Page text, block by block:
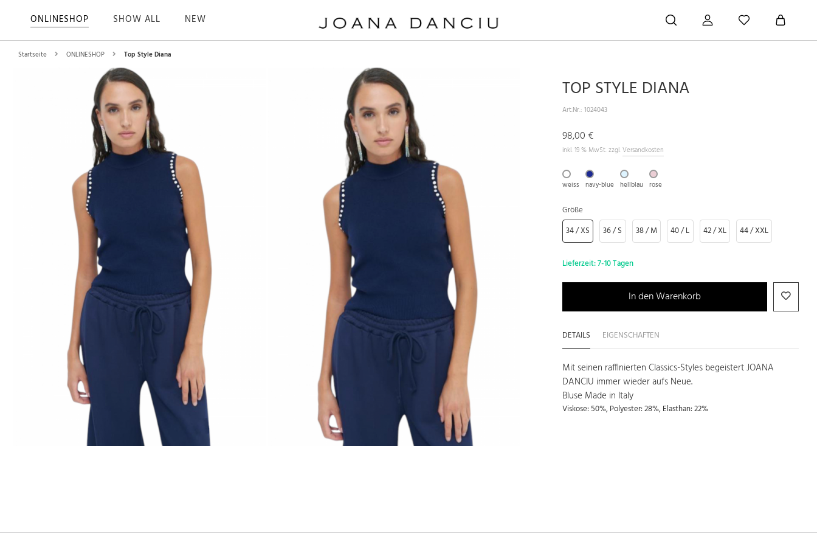
ONLINESHOP SHOW ALL NEW
Startseite ONLINESHOP Top Style Diana
TOP STYLE DIANA
Art.Nr.: 1024043
98,00 €
inkl. 19 % MwSt. zzgl. Versandkosten
weiss navy-blue hellblau rose
Größe
34 / XS
36 / S 38 / M 40 / L 42 / XL 44 / XXL
Lieferzeit:7-10 Tagen
In den Warenkorb
DETAILS EIGENSCHAFTEN
Mit seinen raffinierten Classics-Styles begeistert JOANA
DANCIU immer wieder aufs Neue.
Bluse Made in Italy
Viskose: 50%, Polyester: 28%, Elasthan: 22%